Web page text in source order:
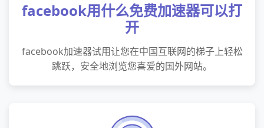
facebook用什么免费加速器可以打
开
facebook加速器试用让您在中国互联网的梯子上轻松
跳跃，安全地浏览您喜爱的国外网站。